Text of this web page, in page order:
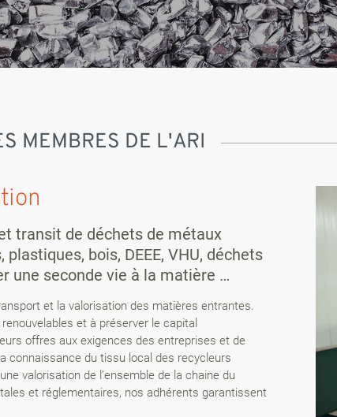
MEMBRES DE L'ARI
transit de déchets de métaux
bois, DEEE, VHU, déchets
une seconde vie à la matière …
et la valorisation des matières entrantes.
et à préserver le capital
offres aux exigences des entreprises et de
connaissance du tissu local des recycleurs
valorisation de l’ensemble de la chaine du
et réglementaires, nos adhérents garantissent